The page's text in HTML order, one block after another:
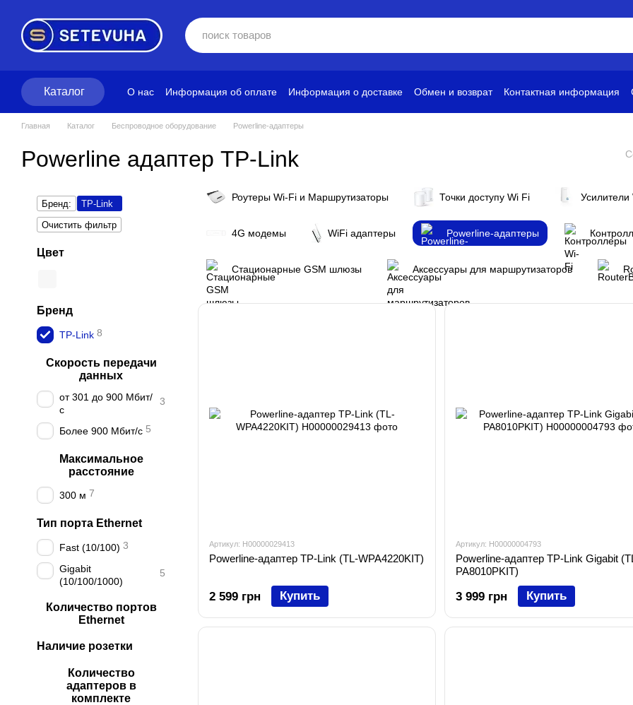
Каталог О нас Информация об оплате Информация о доставке Обмен и возврат Контактная информация
Главная Каталог Беспроводное оборудование Powerline-адаптеры
Powerline адаптер TP-Link
Роутеры Wi-Fi и Маршрутизаторы Точки доступу Wi Fi
4G модемы WiFi адаптеры Powerline-адаптеры
Стационарные GSM шлюзы Аксессуары для маршрутизаторов
Артикул: H00000029413
Powerline-адаптер TP-Link (TL-WPA4220KIT)
2 599 грн Купить
Артикул: H00000004793
Powerline-адаптер TP-Link Gigabit
PA8010PKIT)
3 999 грн Купить
Бренд:
TP-Link
Очистить фильтр
Цвет
Бренд
TP-Link 8
Скорость передачи
данных
от 301 до 900 Мбит/
с
3
Более 900 Мбит/с 5
Максимальное
расстояние
300 м 7
Тип порта Ethernet
Fast (10/100) 3
Gigabit
(10/100/1000)
5
Количество портов
Ethernet
Наличие розетки
Количество
адаптеров в
комплекте